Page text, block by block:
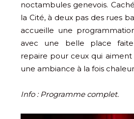
noctambules genevois.
la Cité, à deux pas des rues
accueille une
avec une belle place
repaire pour ceux qui aiment
une ambiance à la fois
Info : Programme complet.